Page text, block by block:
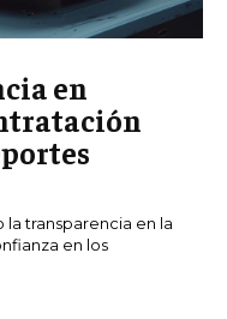
en
la transparencia en la
en los